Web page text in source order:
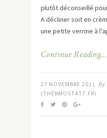
plutôt déconseillé
A décliner soit en
une petite verrine à
Continue Reading…
27 NOVEMBRE 2011 By
(THERMOSTAT7.FR)